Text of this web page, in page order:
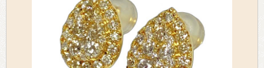
> お知らせ
> キャンペーン情報